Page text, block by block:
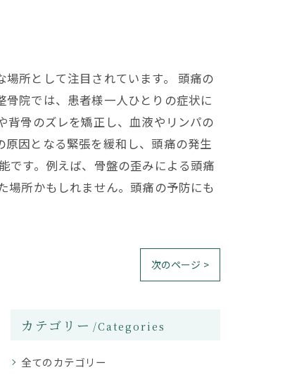
所として注目されています。 頭痛の
院では、患者様一人ひとりの症状に
背骨のズレを矯正し、血液やリンパの
因となる緊張を緩和し、頭痛の発生
です。例えば、骨盤の歪みによる頭痛
場所かもしれません。頭痛の予防にも
次のページ >
カテゴリー Categories
全てのカテゴリー